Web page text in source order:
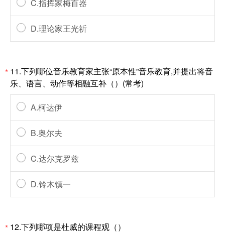
C.指挥家梅百器
D.理论家王光祈
* 11.下列哪位音乐教育家主张“原本性”音乐教育,并提出将音
乐、语言、动作等相融互补（）(常考)
A.柯达伊
B.奥尔夫
C.达尔克罗兹
D.铃木镇一
* 12.下列哪项是杜威的课程观（）